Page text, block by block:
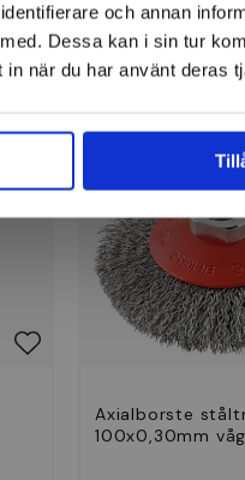
och annan
Dessa kan i sin tur
när du har använt deras
Axialborste
100x0,30mm